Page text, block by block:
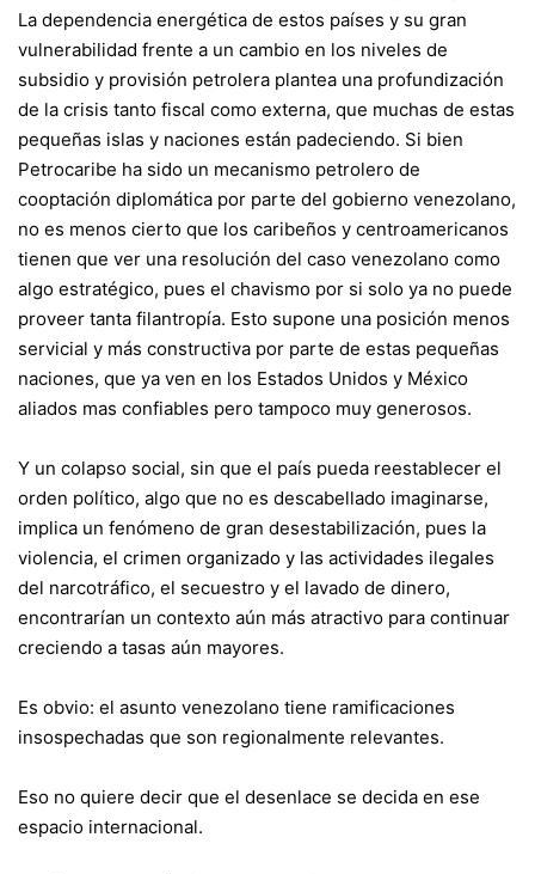
La dependencia energética de estos países y su gran
vulnerabilidad frente a un cambio en los niveles de
subsidio y provisión petrolera plantea una profundización
de la crisis tanto fiscal como externa, que muchas de estas
pequeñas islas y naciones están padeciendo. Si bien
Petrocaribe ha sido un mecanismo petrolero de
cooptación diplomática por parte del gobierno venezolano,
no es menos cierto que los caribeños y centroamericanos
tienen que ver una resolución del caso venezolano como
algo estratégico, pues el chavismo por si solo ya no puede
proveer tanta filantropía. Esto supone una posición menos
servicial y más constructiva por parte de estas pequeñas
naciones, que ya ven en los Estados Unidos y México
aliados mas confiables pero tampoco muy generosos.
Y un colapso social, sin que el país pueda reestablecer el
orden político, algo que no es descabellado imaginarse,
implica un fenómeno de gran desestabilización, pues la
violencia, el crimen organizado y las actividades ilegales
del narcotráfico, el secuestro y el lavado de dinero,
encontrarían un contexto aún más atractivo para continuar
creciendo a tasas aún mayores.
Es obvio: el asunto venezolano tiene ramificaciones
insospechadas que son regionalmente relevantes.
Eso no quiere decir que el desenlace se decida en ese
espacio internacional.